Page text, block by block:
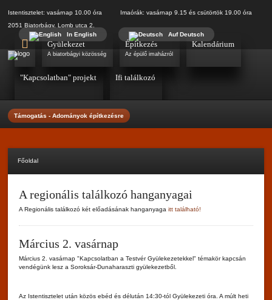
Istentisztelet: vasárnap 10.00 óra Imaórák: vasárnap 9.15 és csütörtök 19.00 óra
2051 Biatorbágy, Lomb utca 2.
In English
Auf Deutsch
Gyülekezet
A biatorbágyi közösség
Építkezés
Az épülő imaházról
Kalendárium
"Kapcsolatban" projekt Ifi találkozó
Támogatás - Adományok építkezésre
Főoldal
A regionális találkozó hanganyagai
A Regionális találkozó két előadásának hanganyagaitt található!
Március 2. vasárnap
Március 2. vasárnap "Kapcsolatban a Testvér Gyülekezetekkel" témakör kapcsán
vendégünk lesz a Soroksár-Dunaharaszti gyülekezetből.
Az Istentisztelet után közös ebéd és délután 14:30-tól Gyülekezeti óra. A múlt heti